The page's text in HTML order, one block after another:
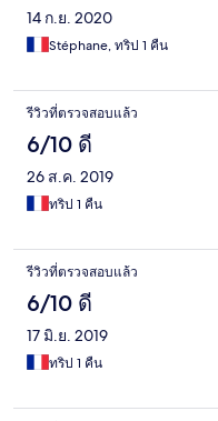
14 ก.ย. 2020
Stéphane, ทริป 1 คืน
รีวิวที่ตรวจสอบแล้ว
6/10 ดี
26 ส.ค. 2019
ทริป 1 คืน
รีวิวที่ตรวจสอบแล้ว
6/10 ดี
17 มิ.ย. 2019
ทริป 1 คืน